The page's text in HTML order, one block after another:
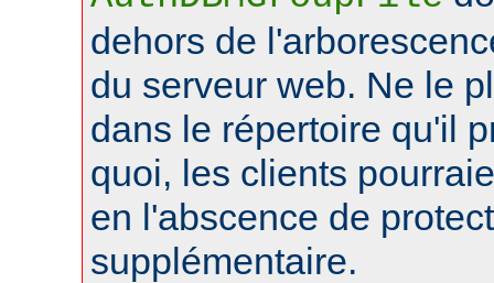
dehors de
du serveur web. Ne le
dans le répertoire qu'il
quoi, les clients
en l'abscence de
supplémentaire.